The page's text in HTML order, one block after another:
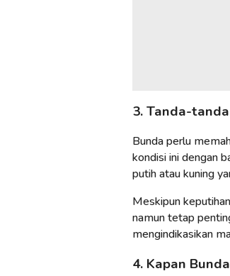
3. Tanda-
Bunda perlu
kondisi ini dengan
putih atau kuning
Meskipun
namun tetap
mengindikasikan
4. Kapan